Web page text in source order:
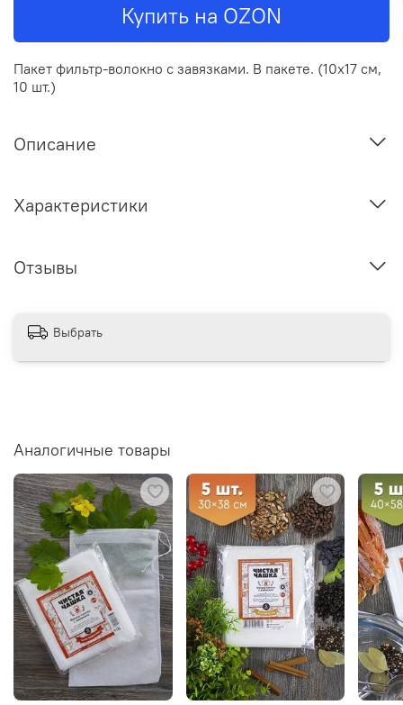
Купить на OZON
Пакет фильтр-волокно с завязками. В пакете. (10х17 см,
10 шт.)
Описание
Характеристики
Отзывы
Выбрать
Аналогичные товары